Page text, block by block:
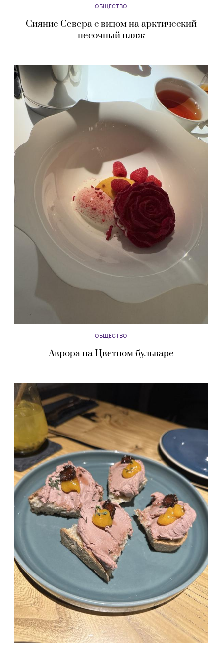
ОБЩЕСТВО
Сияние Севера с видом на арктический
песочный пляж
ОБЩЕСТВО
Аврора на Цветном бульваре